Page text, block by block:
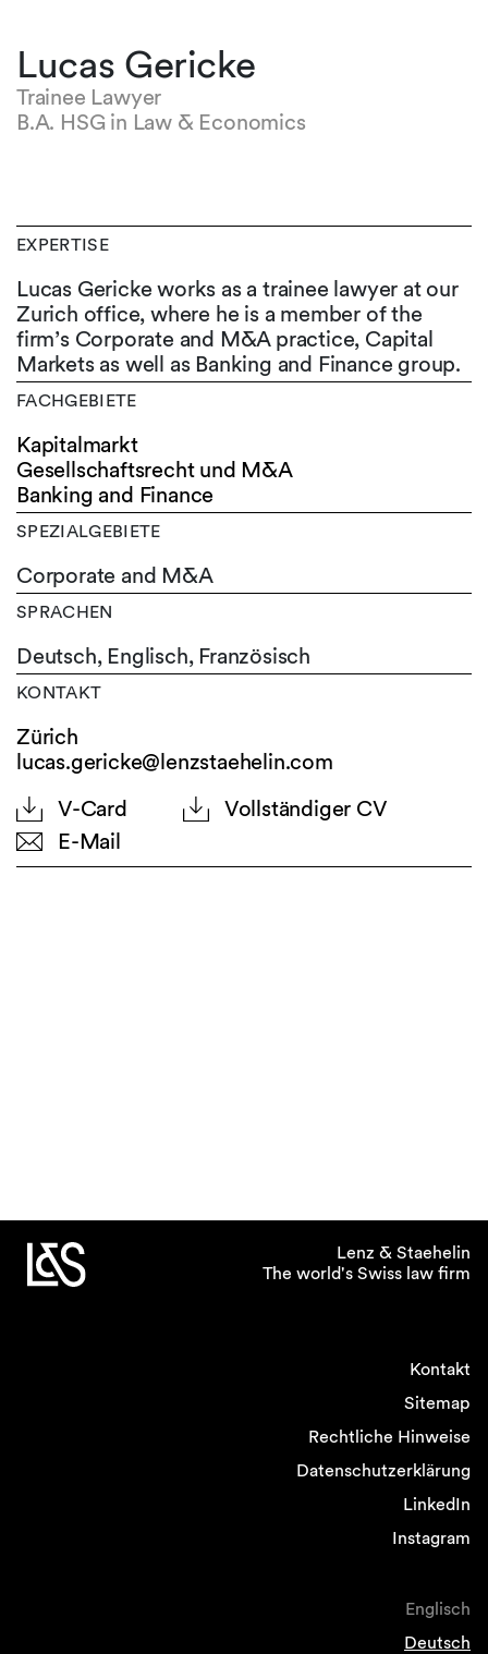
Lucas Gericke
Trainee Lawyer
B.A. HSG in Law & Economics
EXPERTISE
Lucas Gericke works as a trainee lawyer at our
Zurich office, where he is a member of the
firm’s Corporate and M&A practice, Capital
Markets as well as Banking and Finance group.
FACHGEBIETE
Kapitalmarkt
Gesellschaftsrecht und M&A
Banking and Finance
SPEZIALGEBIETE
Corporate and M&A
SPRACHEN
Deutsch, Englisch, Französisch
KONTAKT
Zürich
lucas.gericke@lenzstaehelin.com
V-Card
Vollständiger CV
E-Mail
Lenz & Staehelin
The world's Swiss law firm
Kontakt
Sitemap
Rechtliche Hinweise
Datenschutzerklärung
LinkedIn
Instagram
Englisch
Deutsch